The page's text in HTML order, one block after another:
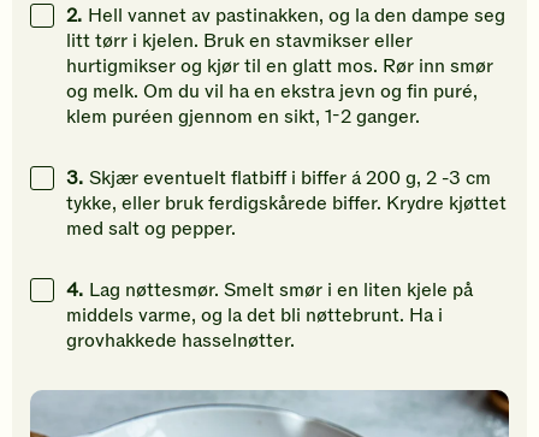
2. Hell vannet av pastinakken, og la den dampe seg
litt tørr i kjelen. Bruk en stavmikser eller
hurtigmikser og kjør til en glatt mos. Rør inn smør
og melk. Om du vil ha en ekstra jevn og fin puré,
klem puréen gjennom en sikt, 1-2 ganger.
3. Skjær eventuelt flatbiff i biffer á 200 g, 2 -3 cm
tykke, eller bruk ferdigskårede biffer. Krydre kjøttet
med salt og pepper.
4. Lag nøttesmør. Smelt smør i en liten kjele på
middels varme, og la det bli nøttebrunt. Ha i
grovhakkede hasselnøtter.